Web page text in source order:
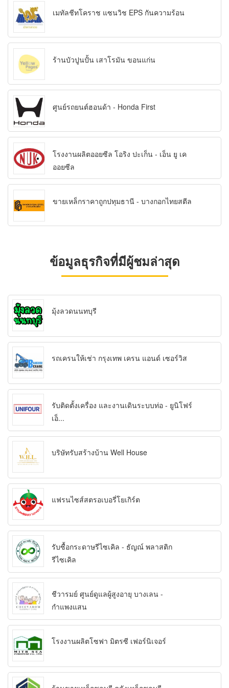
เมทัลชีทโคราช แซนวิช EPS กันความร้อน
ร้านบัวปูนปั้น เสาโรมัน ขอนแก่น
ศูนย์รถยนต์ฮอนด้า - Honda First
โรงงานผลิตออยซีล โอริง ปะเก็น - เอ็น ยู เค
ออยซีล
ขายเหล็กราคาถูกปทุมธานี - บางกอกไทยสตีล
ข้อมูลธุรกิจที่มีผู้ชมล่าสุด
มุ้งลวดนนทบุรี
รถเครนให้เช่า กรุงเทพ เครน แอนด์ เซอร์วิส
รับติดตั้งเครื่อง และงานเดินระบบท่อ - ยูนิโฟร์
เอ็...
บริษัทรับสร้างบ้าน Well House
แฟรนไซส์สตรอเบอรี่โยเกิร์ต
รับซื้อกระดาษรีไซเคิล - ธัญณ์ พลาสติก
รีไซเคิล
ชีวารมย์ ศูนย์ดูแลผู้สูงอายุ บางเลน -
กำแพงแสน
โรงงานผลิตโซฟา มิตรซี เฟอร์นิเจอร์